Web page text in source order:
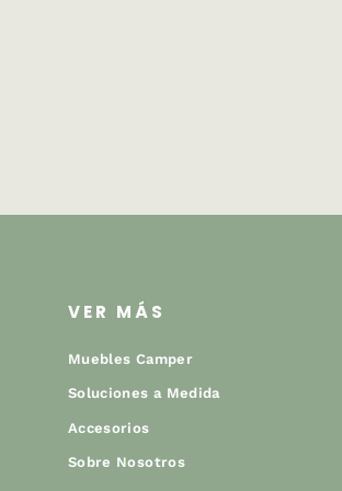
VER MÁS
Muebles Camper
Soluciones a Medida
Accesorios
Sobre Nosotros